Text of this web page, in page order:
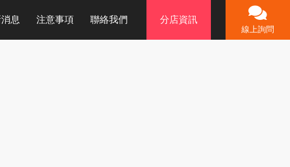
線上詢問
分店資訊
息 注意事項 聯絡我們